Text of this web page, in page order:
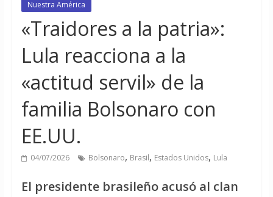
Nuestra América
«Traidores a la patria»:
Lula reacciona a la
«actitud servil» de la
familia Bolsonaro con
EE.UU.
04/07/2026 Bolsonaro, Brasil, Estados Unidos, Lula
El presidente brasileño acusó al clan